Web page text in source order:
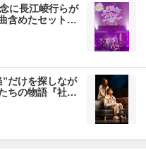
に長江崚行らが
含めたセット…
だけを探しなが
ちの物語『社…